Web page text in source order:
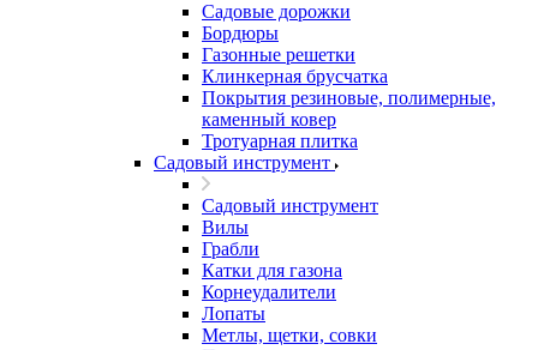
Садовые дорожки
Бордюры
Газонные решетки
Клинкерная брусчатка
Покрытия резиновые, полимерные,
каменный ковер
Тротуарная плитка
Садовый инструмент
Садовый инструмент
Вилы
Грабли
Катки для газона
Корнеудалители
Лопаты
Метлы, щетки, совки